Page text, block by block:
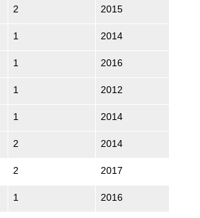
2 2015
1 2014
1 2016
1 2012
1 2014
2 2014
2 2017
1 2016